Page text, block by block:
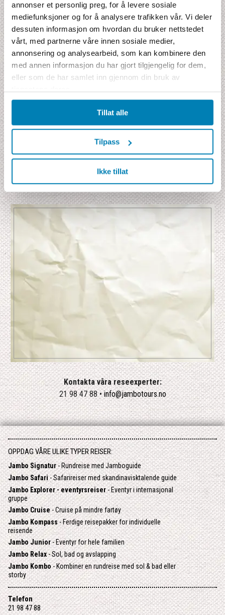
annonser et personlig preg, for å levere sosiale
mediefunksjoner og for å analysere trafikken vår. Vi deler
dessuten informasjon om hvordan du bruker nettstedet
vårt, med partnerne våre innen sosiale medier,
annonsering og analysearbeid, som kan kombinere den
med annen informasjon du har gjort tilgjengelig for dem,
eller som de har samlet inn gjennom din bruk av
Tillat alle
Tilpass
Ikke tillat
Prisblad
Pristilbud
Denne reisen mangler pris akkurat nå. Fyll gjerne ut bestillingen
alikevel, så kommer vi tilbake til deg med et tilbud.
11 hotellnetter ****+/***** 11 frokoster
11 middager
Fly fra Skandinavia i økonomiklasse
Transport i luftkondisjonert bil/minivan og tog
Inngangsbilletter til severdigheter, ifølge program
Kontakta våra reseexperter:
21 98 47 88 •info@jambotours.no
OPPDAG VÅRE ULIKE TYPER REISER:
Jambo Signatur- Rundreise med Jamboguide
Jambo Safari- Safarireiser med skandinavisktalende guide
Jambo Explorer - eventyrsreiser- Eventyr i internasjonal
gruppe
Jambo Cruise- Cruise på mindre fartøy
Jambo Kompass- Ferdige reisepakker for individuelle
reisende
Jambo Junior- Eventyr for hele familien
Jambo Relax- Sol, bad og avslapping
Jambo Kombo- Kombiner en rundreise med sol & bad eller
storby
Telefon
21 98 47 88